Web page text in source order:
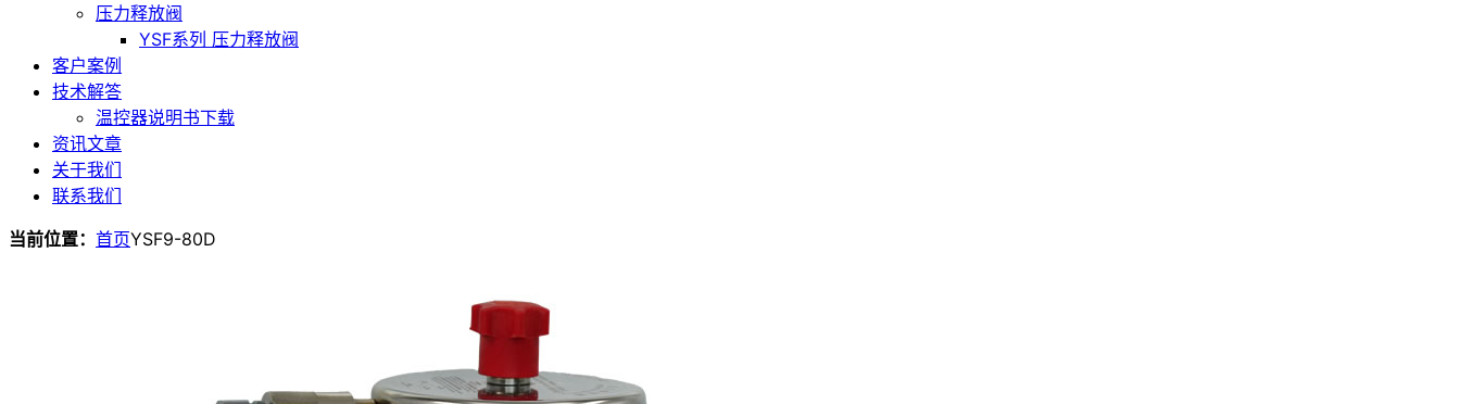
压力释放阀
YSF系列 压力释放阀
客户案例
技术解答
温控器说明书下载
资讯文章
关于我们
联系我们
当前位置： 首页YSF9-80D